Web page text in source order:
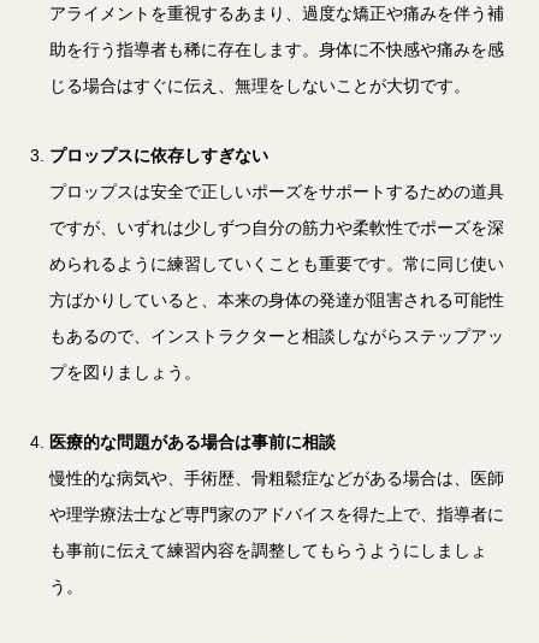
アライメントを重視するあまり、過度な矯正や痛みを伴う補
助を行う指導者も稀に存在します。身体に不快感や痛みを感
じる場合はすぐに伝え、無理をしないことが大切です。
プロップスに依存しすぎない
プロップスは安全で正しいポーズをサポートするための道具
ですが、いずれは少しずつ自分の筋力や柔軟性でポーズを深
められるように練習していくことも重要です。常に同じ使い
方ばかりしていると、本来の身体の発達が阻害される可能性
もあるので、インストラクターと相談しながらステップアッ
プを図りましょう。
医療的な問題がある場合は事前に相談
慢性的な病気や、手術歴、骨粗鬆症などがある場合は、医師
や理学療法士など専門家のアドバイスを得た上で、指導者に
も事前に伝えて練習内容を調整してもらうようにしましょ
う。